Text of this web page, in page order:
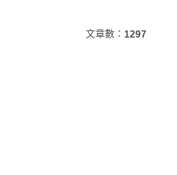
文章數： 1297